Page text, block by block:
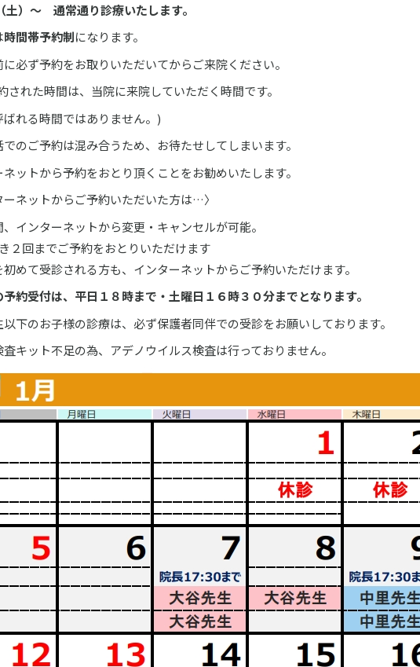
土）～ 通常通り診療いたします。
時間帯予約制になります。
に必ず予約をお取りいただいてからご来院ください。
れた時間は、当院に来院していただく時間です。
ばれる時間ではありません。)
のご予約は混み合うため、お待たせしてしまいます。
ットから予約をおとり頂くことをお勧めいたします。
ーネットからご予約いただいた方は…〉
、インターネットから変更・キャンセルが可能。
２回までご予約をおとりいただけます
初めて受診される方も、インターネットからご予約いただけます。
予約受付は、平日１８時まで・土曜日１６時３０分までとなります。
以下のお子様の診療は、必ず保護者同伴での受診をお願いしております。
査キット不足の為、アデノウイルス検査は行っておりません。